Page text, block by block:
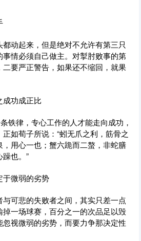
动起来，但是绝对不允许有第三只
情必须自己做主。对掣肘败事的第
要严正警告，如果还不缩回，就果
成功成正比
铁律，专心工作的人才能走向成功，
如荀子所说：“蚓无爪之利，筋骨之
用心一也；蟹六跪而二螯，非蛇膳
也。”
于微弱的劣势
可悲的失败者之间，其实只差一点
一场球赛，百分之一的次品足以毁
视微弱的劣势，而要力争那决定性